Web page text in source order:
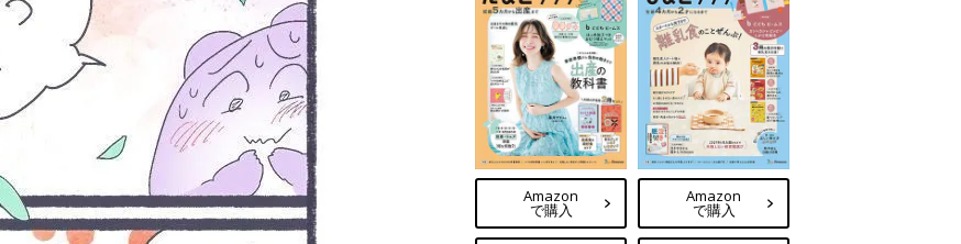
Amazon
で購入
Amazon
で購入